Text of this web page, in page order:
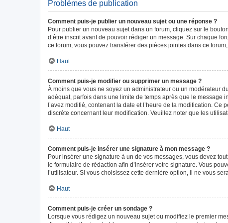
Problèmes de publication
Comment puis-je publier un nouveau sujet ou une réponse ?
Pour publier un nouveau sujet dans un forum, cliquez sur le
d’être inscrit avant de pouvoir rédiger un message. Sur chaque
ce forum, vous pouvez transférer des pièces jointes dans ce forum,
Haut
Comment puis-je modifier ou supprimer un message ?
À moins que vous ne soyez un administrateur ou un modérateur
adéquat, parfois dans une limite de temps après que le message
l’avez modifié, contenant la date et l’heure de la modification. Ce
discrète concernant leur modification. Veuillez noter que les
Haut
Comment puis-je insérer une signature à mon message ?
Pour insérer une signature à un de vos messages, vous devez
le formulaire de rédaction afin d’insérer votre signature. Vous
l’utilisateur. Si vous choisissez cette dernière option, il ne vous
Haut
Comment puis-je créer un sondage ?
Lorsque vous rédigez un nouveau sujet ou modifiez le premier